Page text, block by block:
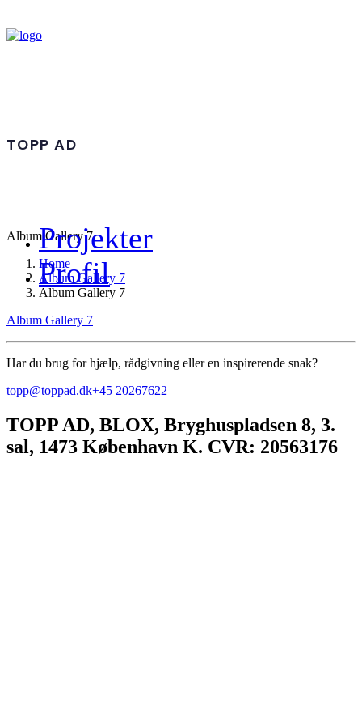
Projekter
Profil
TOPP AD
Album Gallery 7
Home
Album Gallery 7
Album Gallery 7
Album Gallery 7
Har du brug for hjælp, rådgivning eller en inspirerende snak?
topp@toppad.dk+45 20267622
TOPP AD, BLOX, Bryghuspladsen 8, 3.
sal, 1473 København K. CVR: 20563176